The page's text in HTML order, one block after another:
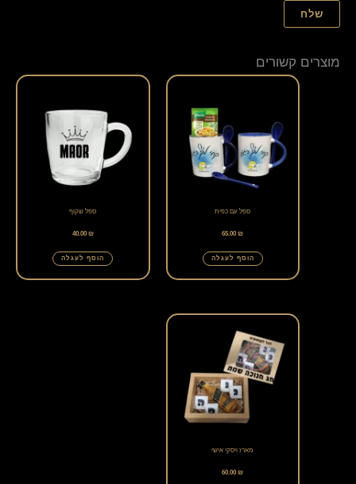
מוצרים קשורים
ספל עם כפית
65.00₪
הוסף לעגלה
ספל שקוף
40.00 ₪
הוסף לעגלה
מארז ויסקי אישי
60.00₪